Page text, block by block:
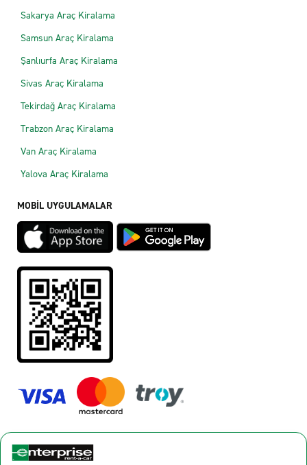
Sakarya Araç Kiralama
Samsun Araç Kiralama
Şanlıurfa Araç Kiralama
Sivas Araç Kiralama
Tekirdağ Araç Kiralama
Trabzon Araç Kiralama
Van Araç Kiralama
Yalova Araç Kiralama
MOBİL UYGULAMALAR